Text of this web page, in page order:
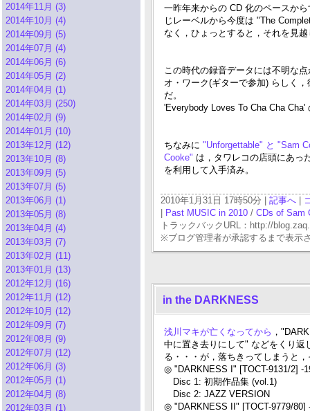
2014年11月 (3)
2014年10月 (4)
2014年09月 (5)
2014年07月 (4)
2014年06月 (6)
2014年05月 (2)
2014年04月 (1)
2014年03月 (250)
2014年02月 (9)
2014年01月 (10)
2013年12月 (12)
2013年10月 (8)
2013年09月 (5)
2013年07月 (5)
2013年06月 (1)
2013年05月 (8)
2013年04月 (4)
2013年03月 (7)
2013年02月 (11)
2013年01月 (13)
2012年12月 (16)
2012年11月 (12)
2012年10月 (12)
2012年09月 (7)
2012年08月 (9)
2012年07月 (12)
2012年06月 (3)
2012年05月 (1)
2012年04月 (8)
2012年03月 (1)
一昨年来からの CD 化のペースか
じレーベルから今度は "The
なく，ひょっとすると，それを見
この時代の録音データには不明な
オ・ワーク(ギターで参加) らしく
だ。
'Everybody Loves To Cha Cha
ちなみに "Unforgettable" と "Sam
Cooke" は，タワレコの店頭にあっ
を利用して入手済み。
2010年1月31日 17時50分 | 記事へ
Past MUSIC in 2010 / CDs of Sam
トラックバックURL：http://
※ブログ管理者が承認するまで表示
in the DARKNESS
浅川マキが亡くなってから ，
中に置き去りにして" などをくり返
る・・・が，落ちきってしまうと
◎ "DARKNESS I" [TOCT-9131/2] -
Disc 1: 初期作品集 (vol.1)
Disc 2: JAZZ VERSION
◎ "DARKNESS II" [TOCT-9779/80]